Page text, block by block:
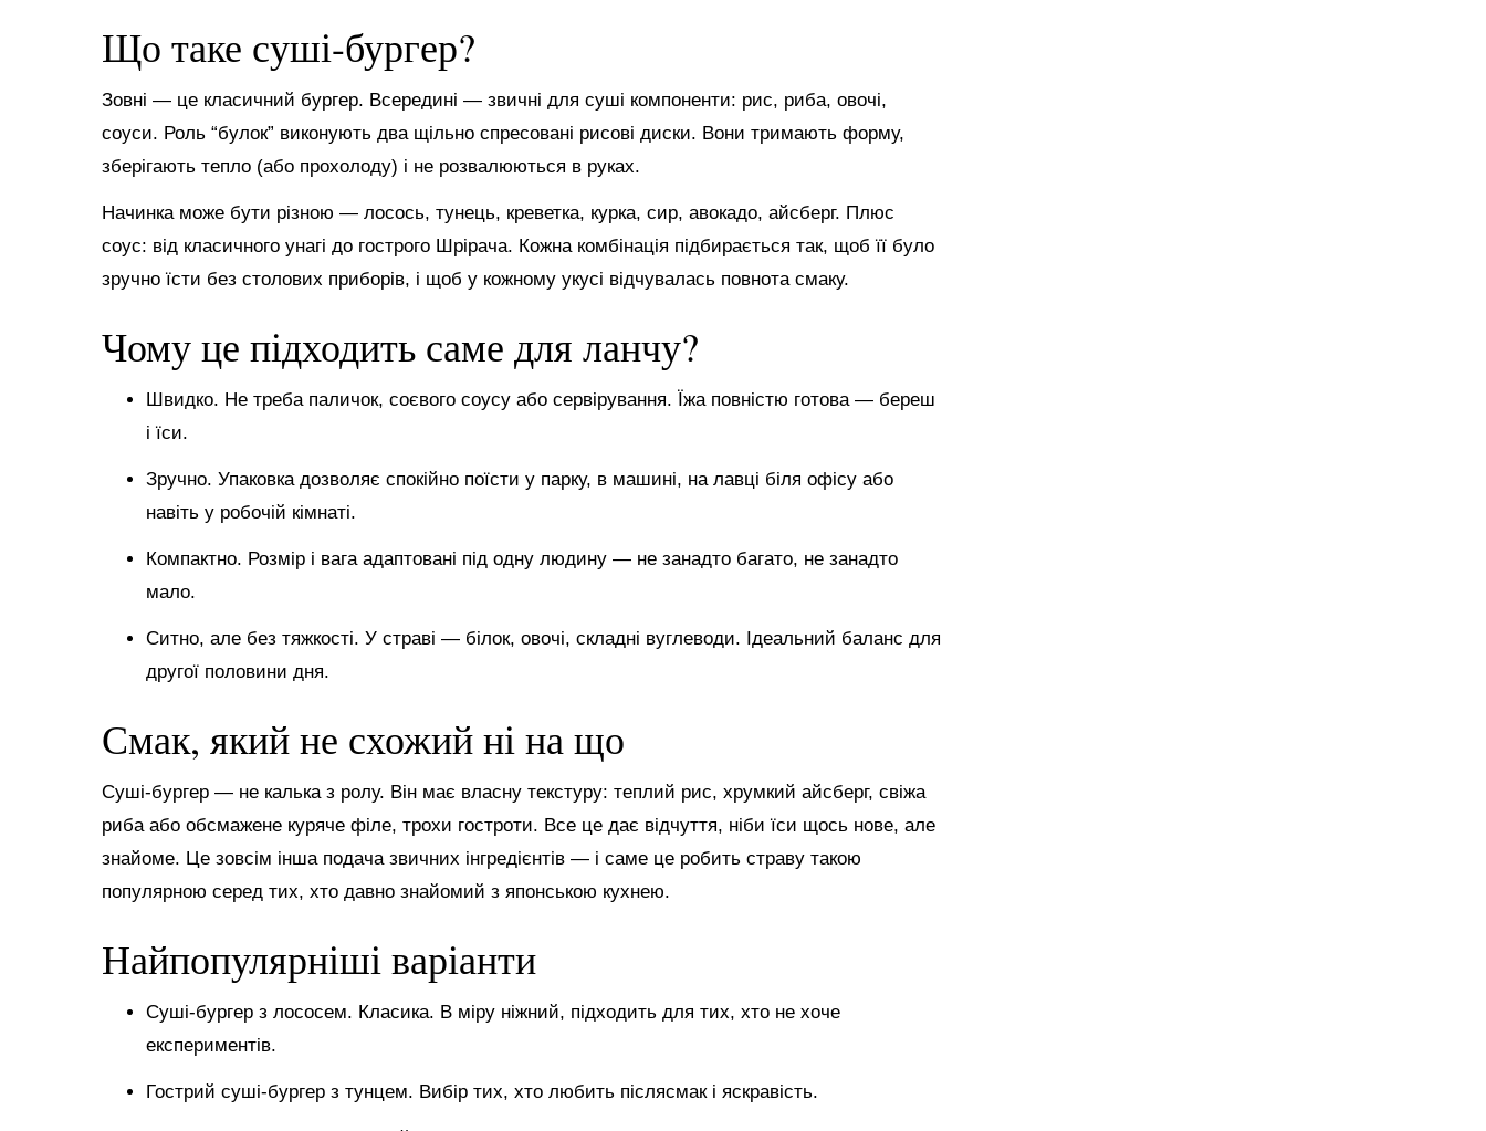
Що таке суші-бургер?
Зовні — це класичний бургер. Всередині — звичні для суші компоненти: рис, риба, овочі,
соуси. Роль “булок” виконують два щільно спресовані рисові диски. Вони тримають форму,
зберігають тепло (або прохолоду) і не розвалюються в руках.
Начинка може бути різною — лосось, тунець, креветка, курка, сир, авокадо, айсберг. Плюс
соус: від класичного унагі до гострого Шрірача. Кожна комбінація підбирається так, щоб її було
зручно їсти без столових приборів, і щоб у кожному укусі відчувалась повнота смаку.
Чому це підходить саме для ланчу?
Швидко. Не треба паличок, соєвого соусу або сервірування. Їжа повністю готова — береш
і їси.
Зручно. Упаковка дозволяє спокійно поїсти у парку, в машині, на лавці біля офісу або
навіть у робочій кімнаті.
Компактно. Розмір і вага адаптовані під одну людину — не занадто багато, не занадто
мало.
Ситно, але без тяжкості. У страві — білок, овочі, складні вуглеводи. Ідеальний баланс для
другої половини дня.
Смак, який не схожий ні на що
Суші-бургер — не калька з ролу. Він має власну текстуру: теплий рис, хрумкий айсберг, свіжа
риба або обсмажене куряче філе, трохи гостроти. Все це дає відчуття, ніби їси щось нове, але
знайоме. Це зовсім інша подача звичних інгредієнтів — і саме це робить страву такою
популярною серед тих, хто давно знайомий з японською кухнею.
Найпопулярніші варіанти
Суші-бургер з лососем. Класика. В міру ніжний, підходить для тих, хто не хоче
експериментів.
Гострий суші-бургер з тунцем. Вибір тих, хто любить післясмак і яскравість.